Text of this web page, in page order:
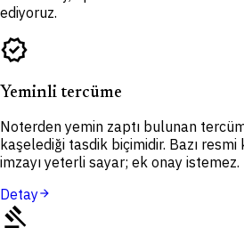
ediyoruz.
verified
Yeminli tercüme
Noterden yemin zaptı bulunan
kaşelediği tasdik biçimidir. Bazı
imzayı yeterli sayar; ek onay istemez.
Detayarrow_forward
gavel